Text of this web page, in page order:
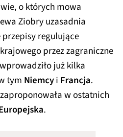
o których mowa
Ziobry uzasadnia
regulujące
przez zagraniczne
już kilka
tym Niemcyi Francja.
w ostatnich
.